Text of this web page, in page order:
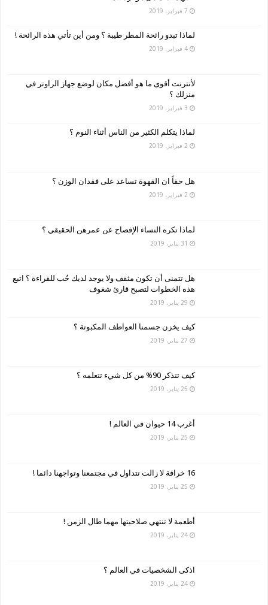
7 فبراير، 2019
لماذا تبدو رائحة المطر طيبة ؟ ومن أين تأتي هذه الرائحة !
4 فبراير، 2019
لأنترنت أقوى ما هو أفضل مكان لوضع جهاز الراوتر في
منزلك ؟
3 فبراير، 2019
لماذا يتكلم الكثير من الناس أثناء النوم ؟
2 فبراير، 2019
هل حقاً ان القهوة تساعد على فقدان الوزن ؟
2 فبراير، 2019
لماذا تكره النساء الإفصاح عن عمرهن الحقيقي ؟
31 يناير، 2019
هل تتمنى أن تكون مثقف ولا يوجد لديك حُب للقراءة ؟ اتبع
هذه الخطوات لتصبح قارئ شغوف
29 يناير، 2019
كيف يخزن جسمنا العواطف المكبوتة ؟
27 يناير، 2019
كيف تتذكر 90% من كل شيء تتعلمه ؟
25 يناير، 2019
أغرب 14 حيوان في العالم !
25 يناير، 2019
16 خرافة لا زالت تتداول في مجتمعنا وتواجهنا دائما !
25 يناير، 2019
أطعمة لا تنتهي صلاحيتها مهما طال الزمن !
24 يناير، 2019
اذكى الشخصيات في العالم ؟
24 يناير، 2019